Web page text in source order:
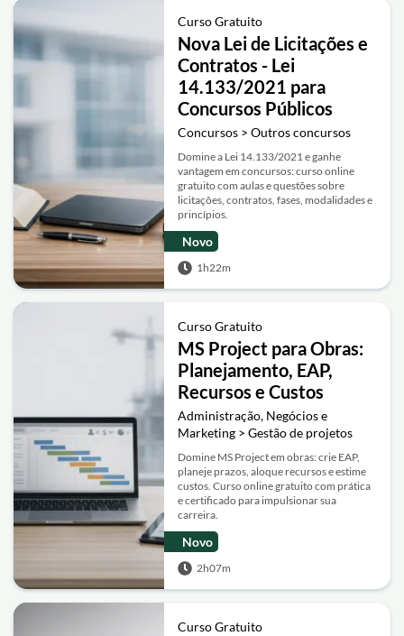
Curso Gratuito
Nova Lei de Licitações e
Contratos - Lei
14.133/2021 para
Concursos Públicos
Concursos > Outros concursos
Domine a Lei 14.133/2021 e ganhe
vantagem em concursos: curso online
gratuito com aulas e questões sobre
licitações, contratos, fases, modalidades e
princípios.
Novo
1h22m
Curso Gratuito
MS Project para Obras:
Planejamento, EAP,
Recursos e Custos
Administração, Negócios e
Marketing > Gestão de projetos
Domine MS Project em obras: crie EAP,
planeje prazos, aloque recursos e estime
custos. Curso online gratuito com prática
e certificado para impulsionar sua
carreira.
Novo
2h07m
Curso Gratuito